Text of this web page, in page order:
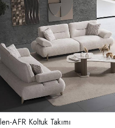
AFR Koltuk Takımı